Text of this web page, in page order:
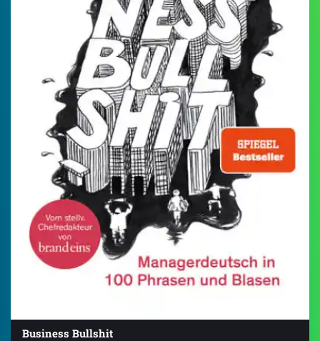
Business Bullshit